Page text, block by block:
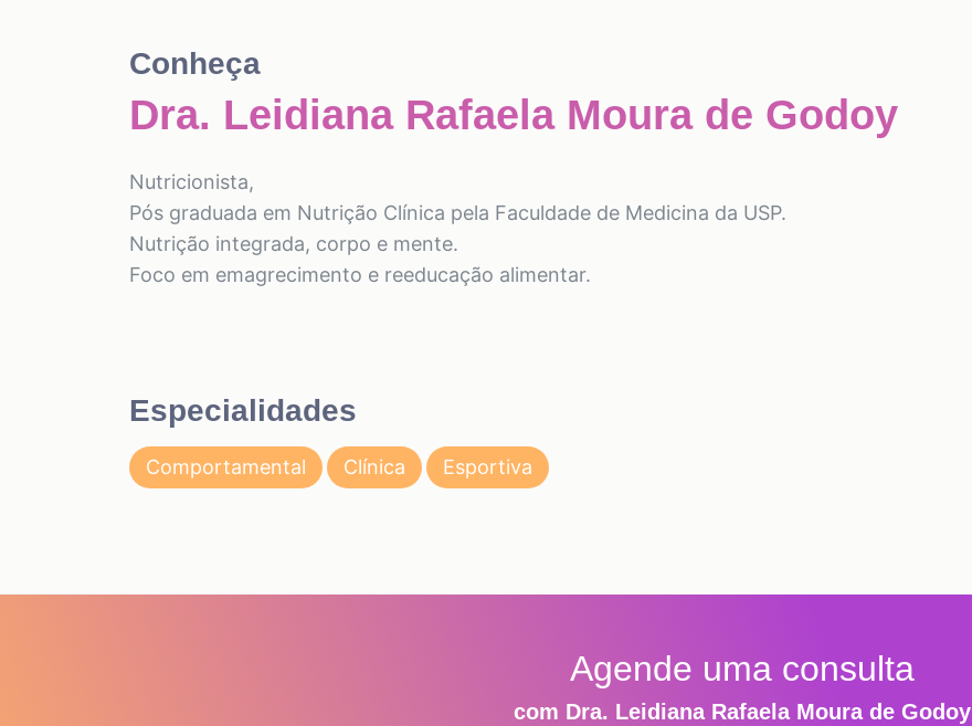
Conheça
Dra. Leidiana Rafaela Moura de Godoy
Nutricionista,
Pós graduada em Nutrição Clínica pela Faculdade de Medicina da USP.
Nutrição integrada, corpo e mente.
Foco em emagrecimento e reeducação alimentar.
Especialidades
Comportamental Clínica Esportiva
Agende uma consulta
com Dra. Leidiana Rafaela Moura de Godoy